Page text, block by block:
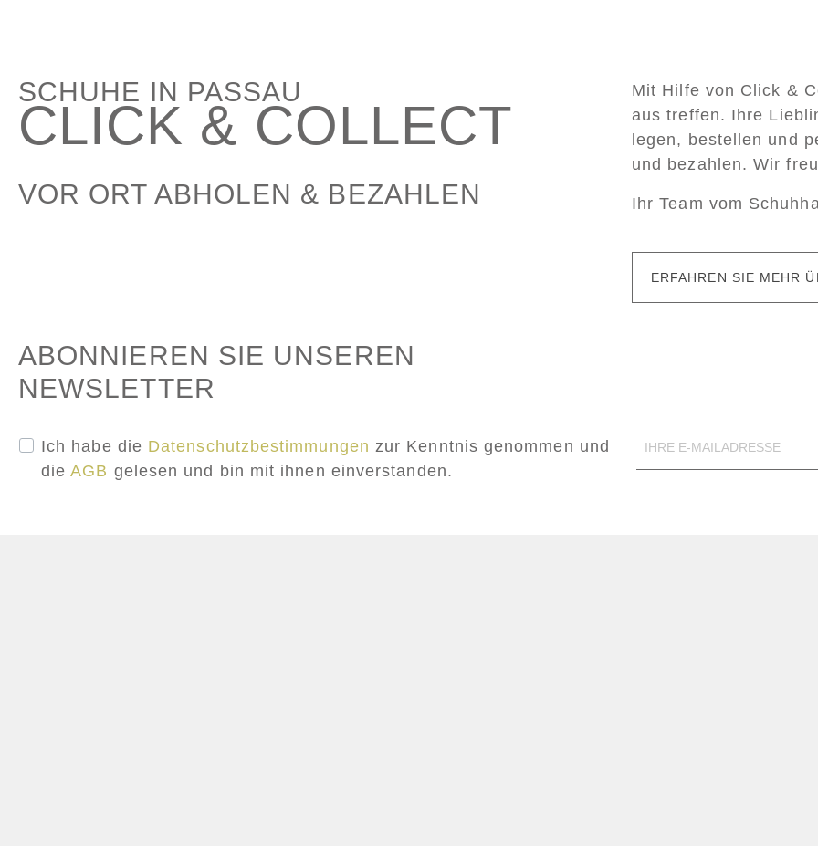
SCHUHE IN PASSAU
CLICK & COLLECT
VOR ORT ABHOLEN & BEZAHLEN
Mit Hilfe von Click &
aus treffen. Ihre
legen, bestellen und
und bezahlen. Wir
Ihr Team vom
ERFAHREN SIE MEHR
ABONNIEREN SIE UNSEREN
NEWSLETTER
Ich habe die Datenschutzbestimmungen zur Kenntnis genommen und
dieAGB gelesen und bin mit ihnen einverstanden.